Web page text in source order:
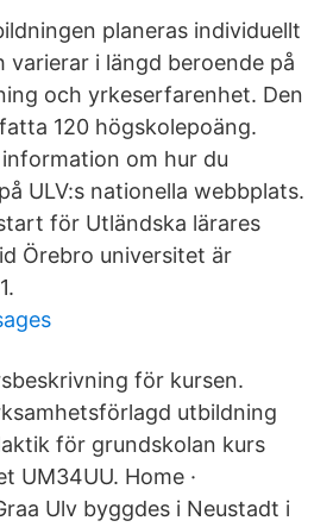
planeras individuellt
varierar i längd beroende på
och yrkeserfarenhet. Den
120 högskolepoäng.
om hur du
ULV:s nationella webbplats.
för Utländska lärares
Örebro universitet är
för kursen.
utbildning
för grundskolan kurs
UM34UU. Home ·
Ulv byggdes i Neustadt i